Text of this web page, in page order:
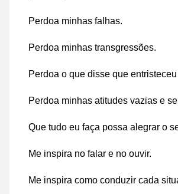
Perdoa minhas falhas.
Perdoa minhas transgressões.
Perdoa o que disse que
Perdoa minhas atitudes vazias e
Que tudo eu faça possa alegrar o
Me inspira no falar e no ouvir.
Me inspira como conduzir cada